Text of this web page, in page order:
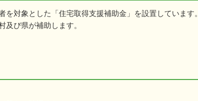
対象とした「住宅取得支援補助金」を設置しています。
び県が補助します。